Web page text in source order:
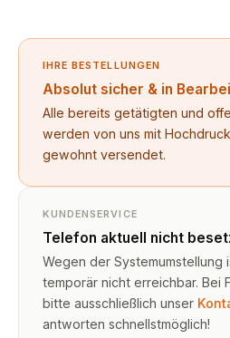
IHRE BESTELLUNGEN
Absolut sicher & in
Alle bereits getätigten und
werden von uns mit
gewohnt versendet.
KUNDENSERVICE
Telefon aktuell nicht
Wegen der Systemumstellung
temporär nicht erreichbar. Bei
bitte ausschließlich unser
antworten schnellstmöglich!